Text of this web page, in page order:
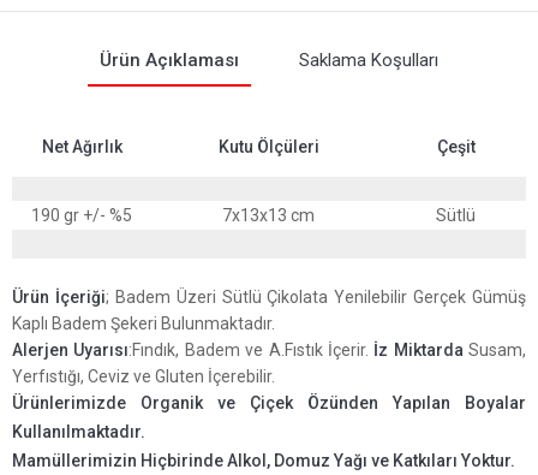
Ürün Açıklaması Saklama Koşulları
Net Ağırlık Kutu Ölçüleri Çeşit
190 gr +/- %5 7x13x13 cm Sütlü
Ürün İçeriği; Badem Üzeri Sütlü Çikolata Yenilebilir Gerçek Gümüş
Kaplı Badem Şekeri Bulunmaktadır.
Alerjen Uyarısı:Fındık, Badem ve A.Fıstık İçerir. İz Miktarda Susam,
Yerfıstığı, Ceviz ve Gluten İçerebilir.
Ürünlerimizde Organik ve Çiçek Özünden Yapılan Boyalar
Kullanılmaktadır.
Mamüllerimizin Hiçbirinde Alkol, Domuz Yağı ve Katkıları Yoktur.